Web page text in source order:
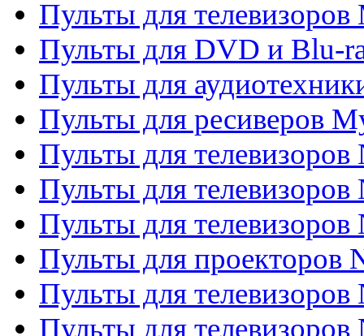
Пульты для телевизоров
Пульты для DVD и Blu-
Пульты для
Пульты для ресиверов
Пульты для телевизоров
Пульты для телевизоров
Пульты для телевизоров
Пульты для проекторов
Пульты для телевизоров
Пульты для телевизоров